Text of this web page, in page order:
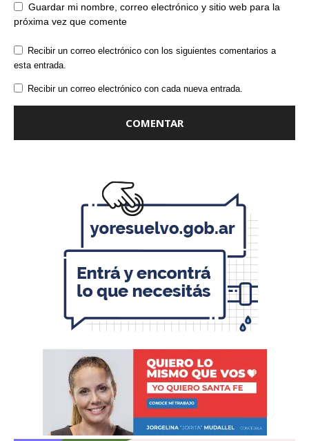
Guardar mi nombre, correo electrónico y sitio web para la
próxima vez que comente
Recibir un correo electrónico con los siguientes comentarios a
esta entrada.
Recibir un correo electrónico con cada nueva entrada.